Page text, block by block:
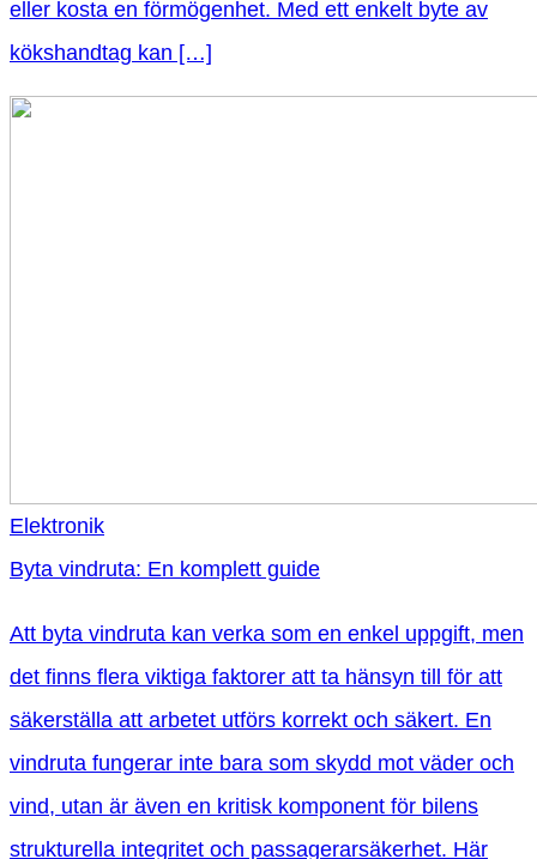
eller kosta en förmögenhet. Med ett enkelt byte av
kökshandtag kan […]
Elektronik
Byta vindruta: En komplett guide
Att byta vindruta kan verka som en enkel uppgift, men
det finns flera viktiga faktorer att ta hänsyn till för att
säkerställa att arbetet utförs korrekt och säkert. En
vindruta fungerar inte bara som skydd mot väder och
vind, utan är även en kritisk komponent för bilens
strukturella integritet och passagerarsäkerhet. Här